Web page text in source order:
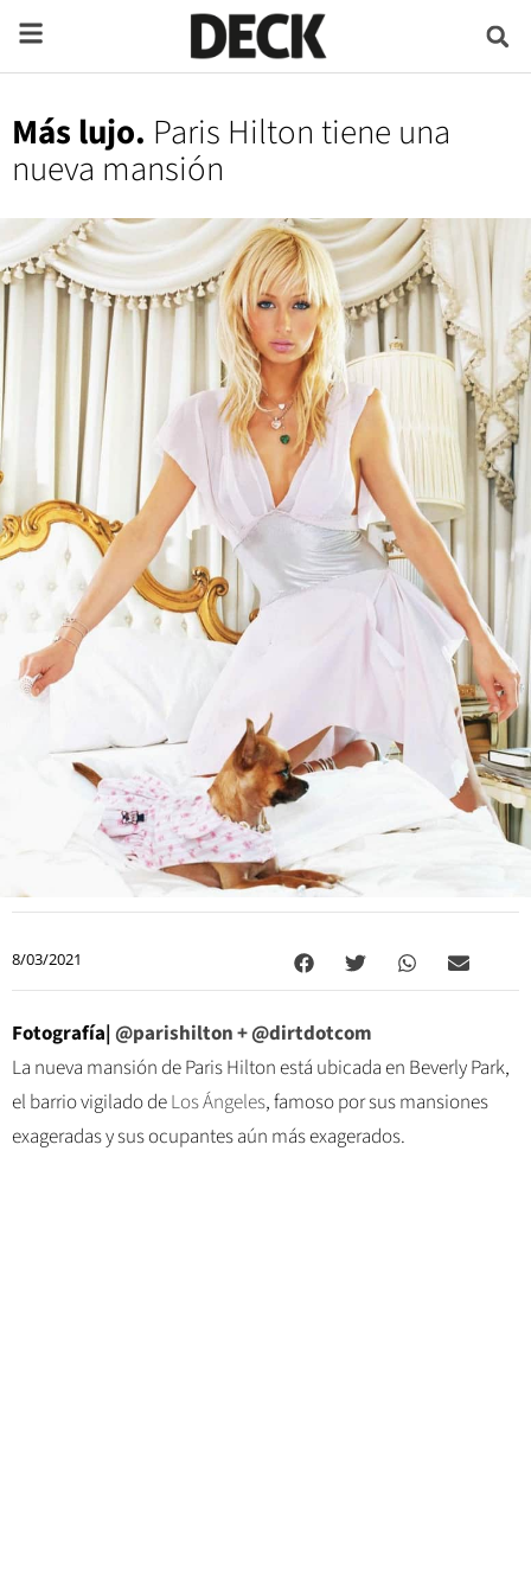
Más lujo. Paris Hilton tiene una
nueva mansión
8/03/2021
Fotografía| @parishilton+ @dirtdotcom
La nueva mansión de Paris Hilton está ubicada en Beverly Park,
el barrio vigilado deLos Ángeles, famoso por sus mansiones
exageradas y sus ocupantes aún más exagerados.